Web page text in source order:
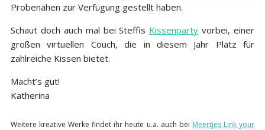
Probenähen zur Verfügung gestellt haben.
Schaut doch auch mal bei Steffis Kissenparty vorbei, einer
großen virtuellen Couch, die in diesem Jahr Platz für
zahlreiche Kissen bietet.
Macht’s gut!
Katherina
Weitere kreative Werke findet ihr heute u.a. auch bei Meertjes Link your